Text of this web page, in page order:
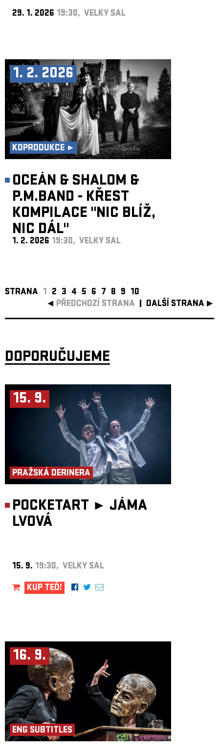
29. 1. 2026 19:30, VELKÝ SÁL
1. 2. 2026
KOPRODUKCE ►
OCEÁN & SHALOM &
P.M.BAND - KŘEST
KOMPILACE "NIC BLÍŽ,
NIC DÁL"
1. 2. 2026 19:30, VELKÝ SÁL
STRANA 1 2 3 4 5 6 7 8 9 10
PŘEDCHOZÍ STRANA
DALŠÍ STRANA
DOPORUČUJEME
15. 9.
PRAŽSKÁ DERINERA
POCKETART ► JÁMA
LVOVÁ
15. 9. 19:30, VELKÝ SÁL
KUP TEĎ!
16. 9.
ENG SUBTITLES